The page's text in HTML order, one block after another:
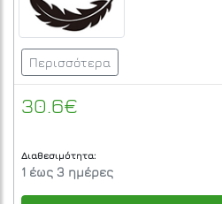
Περισσότερα
30.6€
Διαθεσιμότητα:
1 έως 3 ημέρες